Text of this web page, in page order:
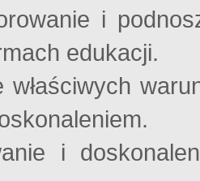
i
edukacji.
właściwych
i